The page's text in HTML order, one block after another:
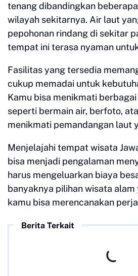
tenang dibandingkan
wilayah sekitarnya. Air laut
pepohonan rindang di sekitar
tempat ini terasa nyaman
Fasilitas yang tersedia
cukup memadai untuk
Kamu bisa menikmati
seperti bermain air, berfoto,
menikmati pemandangan laut
Menjelajahi tempat wisata
bisa menjadi pengalaman
harus mengeluarkan biaya
banyaknya pilihan wisata
kamu bisa merencanakan
Berita Terkait